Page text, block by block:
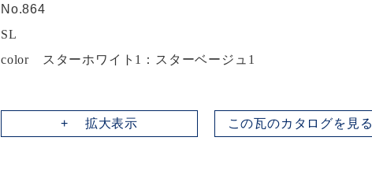
No.864
SL
color スターホワイト1：スターベージュ1
拡大表示 この瓦のカタログを見る